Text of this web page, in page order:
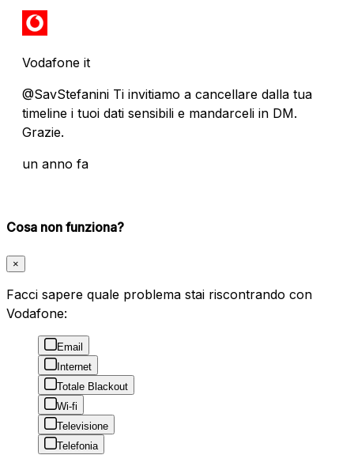
Vodafone it
@SavStefanini Ti invitiamo a cancellare dalla tua
timeline i tuoi dati sensibili e mandarceli in DM.
Grazie.
un anno fa
Cosa non funziona?
×
Facci sapere quale problema stai riscontrando con
Vodafone:
Email
Internet
Totale Blackout
Wi-fi
Televisione
Telefonia